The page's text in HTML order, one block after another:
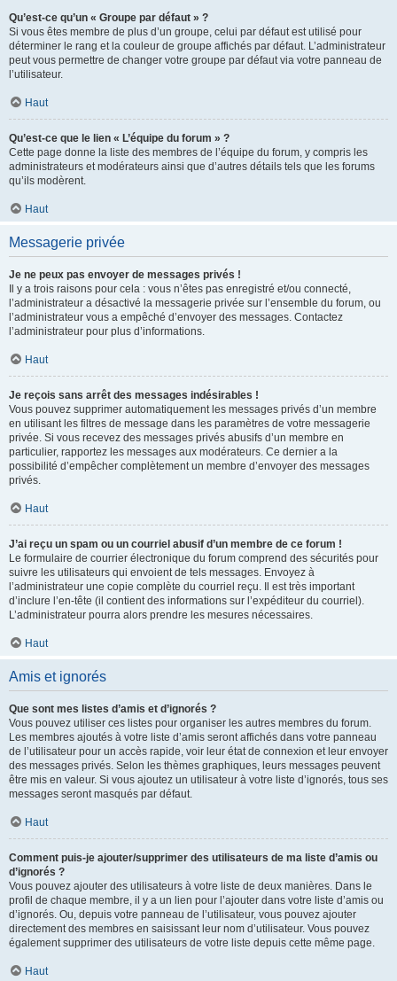
Qu’est-ce qu’un « Groupe par défaut » ?
Si vous êtes membre de plus d’un groupe, celui par défaut est utilisé pour
déterminer le rang et la couleur de groupe affichés par défaut. L’administrateur
peut vous permettre de changer votre groupe par défaut via votre panneau de
l’utilisateur.
Haut
Qu’est-ce que le lien « L’équipe du forum » ?
Cette page donne la liste des membres de l’équipe du forum, y compris les
administrateurs et modérateurs ainsi que d’autres détails tels que les forums
qu’ils modèrent.
Haut
Messagerie privée
Je ne peux pas envoyer de messages privés !
Il y a trois raisons pour cela : vous n’êtes pas enregistré et/ou connecté,
l’administrateur a désactivé la messagerie privée sur l’ensemble du forum, ou
l’administrateur vous a empêché d’envoyer des messages. Contactez
l’administrateur pour plus d’informations.
Haut
Je reçois sans arrêt des messages indésirables !
Vous pouvez supprimer automatiquement les messages privés d’un membre
en utilisant les filtres de message dans les paramètres de votre messagerie
privée. Si vous recevez des messages privés abusifs d’un membre en
particulier, rapportez les messages aux modérateurs. Ce dernier a la
possibilité d’empêcher complètement un membre d’envoyer des messages
privés.
Haut
J’ai reçu un spam ou un courriel abusif d’un membre de ce forum !
Le formulaire de courrier électronique du forum comprend des sécurités pour
suivre les utilisateurs qui envoient de tels messages. Envoyez à
l’administrateur une copie complète du courriel reçu. Il est très important
d’inclure l’en-tête (il contient des informations sur l’expéditeur du courriel).
L’administrateur pourra alors prendre les mesures nécessaires.
Haut
Amis et ignorés
Que sont mes listes d’amis et d’ignorés ?
Vous pouvez utiliser ces listes pour organiser les autres membres du forum.
Les membres ajoutés à votre liste d’amis seront affichés dans votre panneau
de l’utilisateur pour un accès rapide, voir leur état de connexion et leur envoyer
des messages privés. Selon les thèmes graphiques, leurs messages peuvent
être mis en valeur. Si vous ajoutez un utilisateur à votre liste d’ignorés, tous ses
messages seront masqués par défaut.
Haut
Comment puis-je ajouter/supprimer des utilisateurs de ma liste d’amis ou
d’ignorés ?
Vous pouvez ajouter des utilisateurs à votre liste de deux manières. Dans le
profil de chaque membre, il y a un lien pour l’ajouter dans votre liste d’amis ou
d’ignorés. Ou, depuis votre panneau de l’utilisateur, vous pouvez ajouter
directement des membres en saisissant leur nom d’utilisateur. Vous pouvez
également supprimer des utilisateurs de votre liste depuis cette même page.
Haut